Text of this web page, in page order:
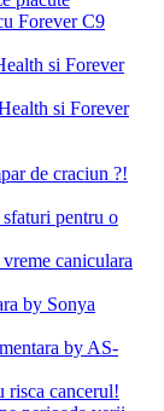
Forever C9
si Forever
si Forever
de craciun ?!
pentru o
caniculara
by Sonya
by AS-
risca cancerul!